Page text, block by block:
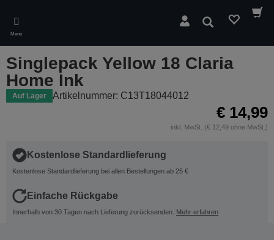
main
content
Menü
Suchen
Singlepack Yellow 18 Claria
Home Ink
Auf Lager Artikelnummer: C13T18044012
€ 14,99
inkl. MwSt. (€ 12,49 ohne MwSt.)
Kostenlose Standardlieferung
Kostenlose Standardlieferung bei allen Bestellungen ab 25 €
Einfache Rückgabe
Innerhalb von 30 Tagen nach Lieferung zurücksenden. Mehr erfahren